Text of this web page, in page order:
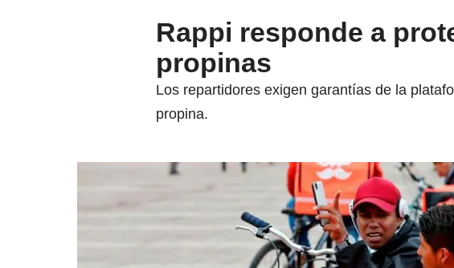
Rappi responde a
propinas
Los repartidores exigen garantías de la
propina.